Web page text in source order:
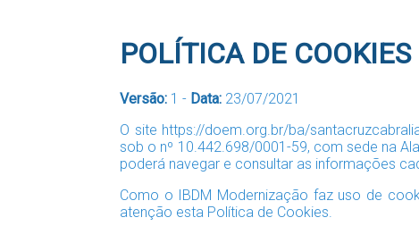
POLÍTICA DE COOKIES
Versão: 1 - Data: 23/07/2021
O site https://doem.org.br/ba/
sob o nº 10.442.698/0001-59, com sede na
poderá navegar e consultar as informações
Como o IBDM Modernização faz uso de
atenção esta Política de Cookies.